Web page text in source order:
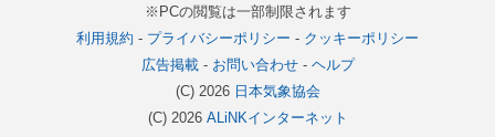
※PCの閲覧は一部制限されます
利用規約 - プライバシーポリシー - クッキーポリシー
広告掲載- お問い合わせ- ヘルプ
(C) 2026 日本気象協会
(C) 2026 ALiNKインターネット